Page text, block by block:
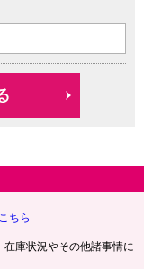
こちら
庫状況やその他諸事情に